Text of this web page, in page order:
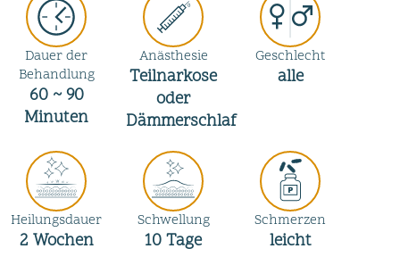
Dauer der
Behandlung
60 ~ 90
Minuten
Anästhesie
Teilnarkose
oder
Dämmerschlaf
Geschlecht
alle
Heilungsdauer
2 Wochen
Schwellung
10 Tage
Schmerzen
leicht